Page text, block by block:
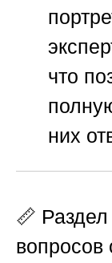
что
них
📏
вопросов